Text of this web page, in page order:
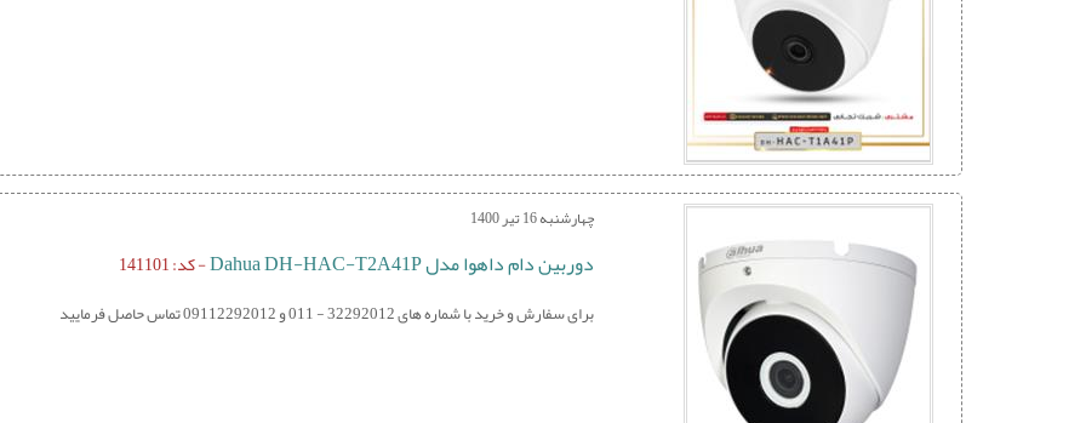
چهارشنبه 16 تیر 1400
دوربین دام داهوا مدل Dahua DH-HAC-T2A41P - کد: 141101
برای سفارش و خرید با شماره های 32292012 - 011 و 09112292012 تماس حاصل فرمایید